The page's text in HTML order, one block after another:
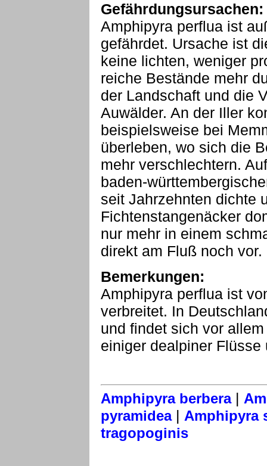
Gefährdungsursachen:
Amphipyra perflua ist
gefährdet. Ursache ist
keine lichten, weniger
reiche Bestände mehr
der Landschaft und die
Auwälder. An der Iller
beispielsweise bei
überleben, wo sich die
mehr verschlechtern.
baden-
seit Jahrzehnten dichte
Fichtenstangenäcker
nur mehr in einem
direkt am Fluß noch vor.
Bemerkungen:
Amphipyra perflua ist
verbreitet. In
und findet sich vor
einiger dealpiner Flüsse
Amphipyra berbera|
pyramidea| Amphipyra
tragopoginis